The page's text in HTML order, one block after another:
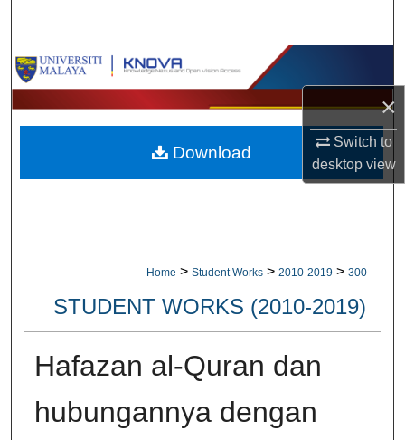
×
Switch to
desktopview
Browse Collections
My Account
About
Home > Student Works > 2010-2019 > 300
STUDENT WORKS (2010-2019)
Hafazan al-Quran dan
hubungannya dengan
Download